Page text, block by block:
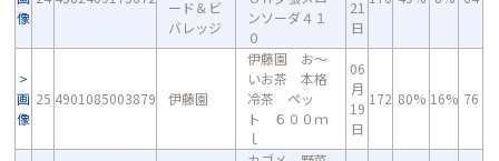
像
ード＆ビ
バレッジ
ンソーダ４１
０
21
日
画
像
25 4901085003879 伊藤園
伊藤園 お～
いお茶 本格
冷茶 ペッ
ト ６００ｍ
ｌ
06
月
19
日
172 80% 16% 76